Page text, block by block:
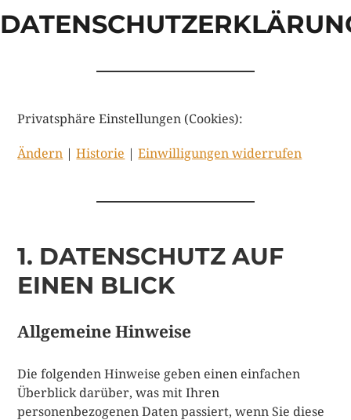
Privatsphäre Einstellungen (Cookies):
Ändern |Historie |Einwilligungen widerrufen
1. DATENSCHUTZ AUF
EINEN BLICK
Allgemeine Hinweise
Die folgenden Hinweise geben einen einfachen
Überblick darüber, was mit Ihren
personenbezogenen Daten passiert, wenn Sie diese